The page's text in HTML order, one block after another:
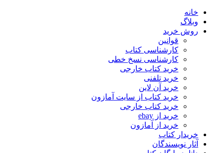
خانه
وبلاگ
روش خرید
قوانین
کارشناسی کتاب
کارشناسی نسخ خطی
خرید کتاب خارجی
خرید تلفنی
خرید آن لاین
خرید کتاب از سایت آمازون
خرید کتاب خارجی
خرید از ebay
خرید از آمازون
خریدار کتاب
آثار نویسندگان